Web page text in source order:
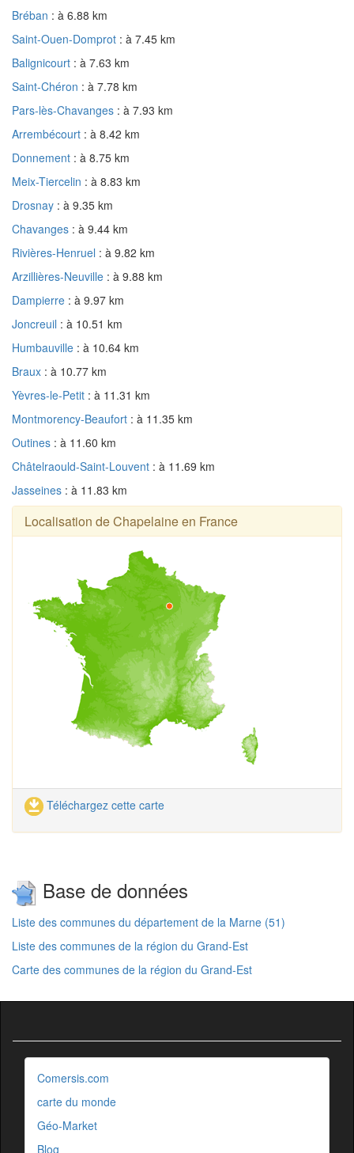
Bréban : à 6.88 km
Saint-Ouen-Domprot : à 7.45 km
Balignicourt : à 7.63 km
Saint-Chéron : à 7.78 km
Pars-lès-Chavanges : à 7.93 km
Arrembécourt : à 8.42 km
Donnement : à 8.75 km
Meix-Tiercelin : à 8.83 km
Drosnay : à 9.35 km
Chavanges : à 9.44 km
Rivières-Henruel : à 9.82 km
Arzillières-Neuville : à 9.88 km
Dampierre : à 9.97 km
Joncreuil : à 10.51 km
Humbauville : à 10.64 km
Braux : à 10.77 km
Yèvres-le-Petit : à 11.31 km
Montmorency-Beaufort : à 11.35 km
Outines : à 11.60 km
Châtelraould-Saint-Louvent : à 11.69 km
Jasseines : à 11.83 km
Localisation de Chapelaine en France
Téléchargez cette carte
Base de données
Liste des communes du département de la Marne (51)
Liste des communes de la région du Grand-Est
Carte des communes de la région du Grand-Est
Comersis.com
carte du monde
Géo-Market
Blog